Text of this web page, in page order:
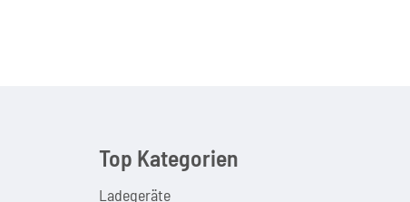
Top Kategorien
Ladegeräte